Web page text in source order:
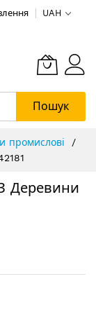
UAH
Пошук
промислові
Деревини